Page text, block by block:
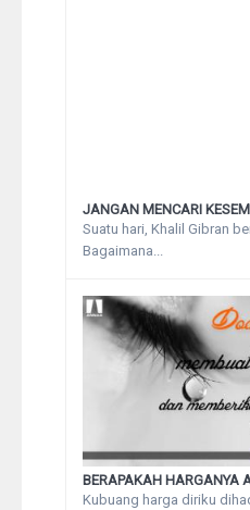
JANGAN MENCARI
Suatu hari, Khalil Gibran
Bagaimana...
BERAPAKAH HARGANYA
Kubuang harga diriku